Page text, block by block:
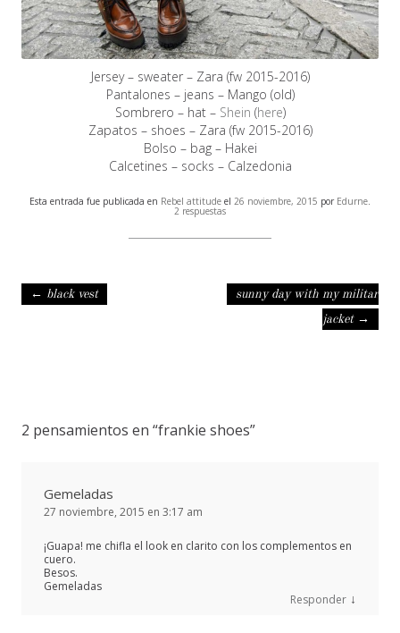
Jersey – sweater – Zara (fw 2015-2016)
Pantalones – jeans – Mango (old)
Sombrero – hat – Shein (here)
Zapatos – shoes – Zara (fw 2015-2016)
Bolso – bag – Hakei
Calcetines – socks – Calzedonia
Esta entrada fue publicada en Rebel attitude el 26 noviembre, 2015 por Edurne.
2 respuestas
Navegación de entradas
← black vest
sunny day with my militar
jacket →
2 pensamientos en “frankie shoes”
Gemeladas
27 noviembre, 2015 en 3:17 am
¡Guapa! me chifla el look en clarito con los complementos en
cuero.
Besos.
Gemeladas
Responder ↓